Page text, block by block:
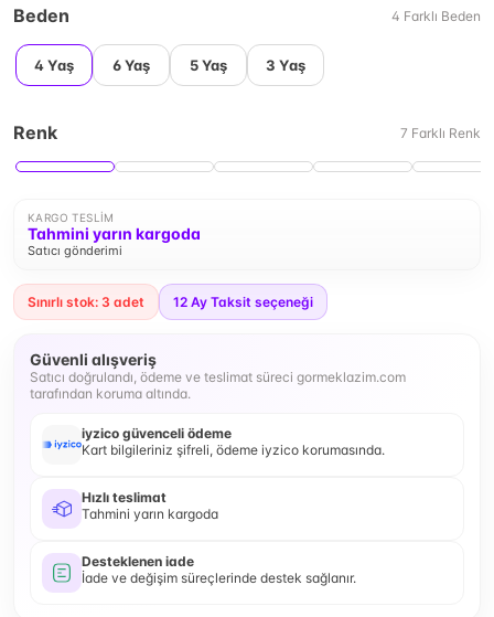
Beden 4 Farklı Beden
4 Yaş 6 Yaş 5 Yaş 3 Yaş
Renk 7 Farklı Renk
KARGO TESLIM
Tahmini yarın kargoda
Satıcı gönderimi
Sınırlı stok: 3 adet 12 Ay Taksit seçeneği
Güvenli alışveriş
Satıcı doğrulandı, ödeme ve teslimat süreci gormeklazim.com
tarafından koruma altında.
iyzico güvenceli ödeme
Kart bilgileriniz şifreli, ödeme iyzico korumasında.
Hızlı teslimat
Tahmini yarın kargoda
Desteklenen iade
İade ve değişim süreçlerinde destek sağlanır.